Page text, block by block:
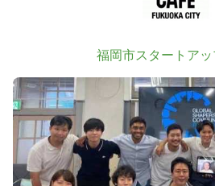
福岡市スタートアッ